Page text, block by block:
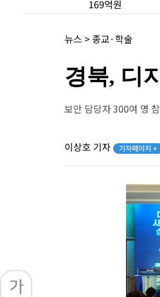
169억원
뉴스 > 종교·학술
경북, 디
보안 담당자 300여 명
이상호 기자 기자페이지 +